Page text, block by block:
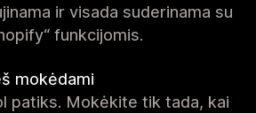
ir visada suderinama su
funkcijomis.
mokėdami
patiks. Mokėkite tik tada, kai